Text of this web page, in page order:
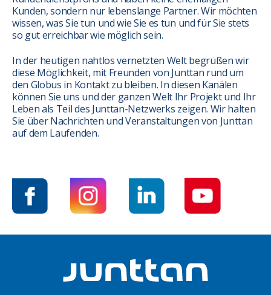
Kunden, sondern nur lebenslange Partner. Wir möchten
wissen, was Sie tun und wie Sie es tun und für Sie stets
so gut erreichbar wie möglich sein.
In der heutigen nahtlos vernetzten Welt begrüßen wir
diese Möglichkeit, mit Freunden von Junttan rund um
den Globus in Kontakt zu bleiben. In diesen Kanälen
können Sie uns und der ganzen Welt Ihr Projekt und Ihr
Leben als Teil des Junttan-Netzwerks zeigen. Wir halten
Sie über Nachrichten und Veranstaltungen von Junttan
auf dem Laufenden.